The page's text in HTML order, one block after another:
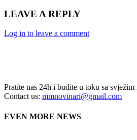
LEAVE A REPLY
Log in to leave a comment
Pratite nas 24h i budite u toku sa
Contact us: mmnovinari@gmail.com
EVEN MORE NEWS